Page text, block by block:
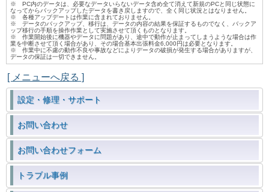
※ PC内のデータは、必要なデータいらないデータ含め全て消えて新規のPCと同じ状態に
なってからバックアップしたデータを書き戻しますので、全く同じ状況とはなりません。
※ 各種アップデートは作業に含まれておりません。
※ データのバックアップ、移行は、データの内容の結果を保証するものでなく、バックア
ップ移行の手順を操作作業として実施させて頂くものとなります。
※ 作業開始後に機器やデータに問題があり、途中で動作が止まってしまうような場合は作
業を中断させて頂く場合があり、その場合基本出張料金6,000円は必要となります。
※ 作業中に不慮の動作不良や事故などによりデータの破損が発生する場合がありますが、
データの保証は一切できません。
[ メニューへ戻る ]
設定・修理・サポート
お問い合わせ
お問い合わせフォーム
トラブル事例